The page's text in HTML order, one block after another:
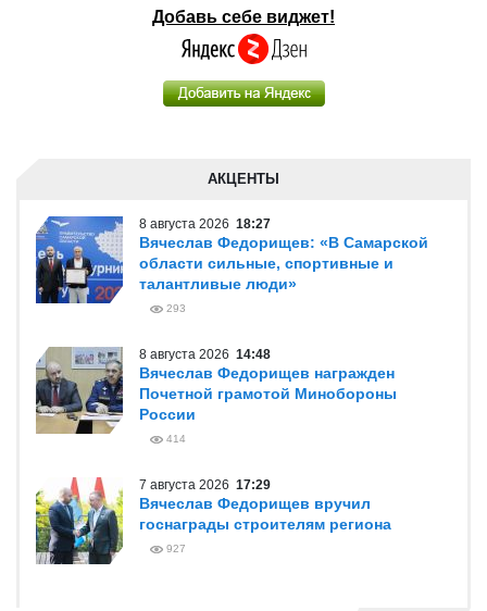
Добавь себе виджет!
АКЦЕНТЫ
8 августа 2026 18:27
Вячеслав Федорищев: «В Самарской
области сильные, спортивные и
талантливые люди»
293
8 августа 2026 14:48
Вячеслав Федорищев награжден
Почетной грамотой Минобороны
России
414
7 августа 2026 17:29
Вячеслав Федорищев вручил
госнаграды строителям региона
927